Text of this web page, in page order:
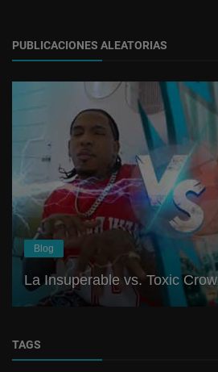
PUBLICACIONES ALEATORIAS
Blog
La Insuperable vs. Toxic Crow
TAGS